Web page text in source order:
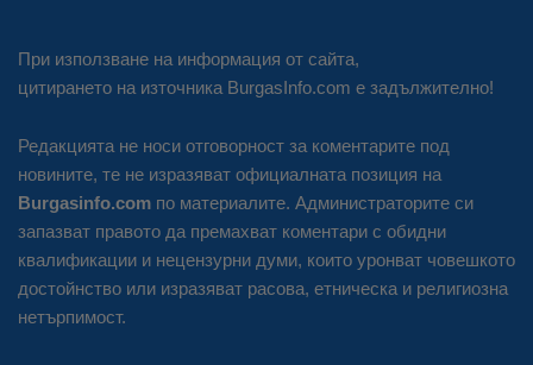
При използване на информация от сайта,
цитирането на източника BurgasInfo.com е задължително!
Редакцията не носи отговорност за коментарите под
новините, те не изразяват официалната позиция на
Burgasinfo.com по материалите. Администраторите си
запазват правото да премахват коментари с обидни
квалификации и нецензурни думи, които уронват човешкото
достойнство или изразяват расова, етническа и религиозна
нетърпимост.